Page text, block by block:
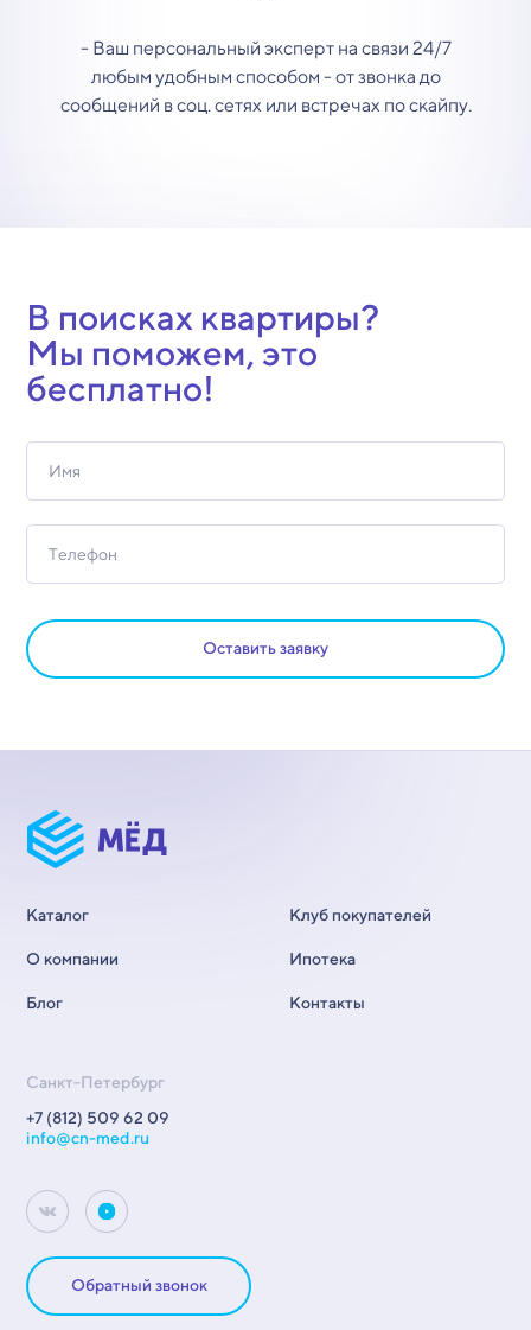
- Ваш персональный эксперт на связи 24/7
любым удобным способом - от звонка до
сообщений в соц. сетях или встречах по скайпу.
В поисках квартиры?
Мы поможем, это
бесплатно!
Оставить заявку
Каталог
О компании
Блог
Клуб покупателей
Ипотека
Контакты
Санкт-Петербург
+7 (812) 509 62 09
info@cn-med.ru
Обратный звонок